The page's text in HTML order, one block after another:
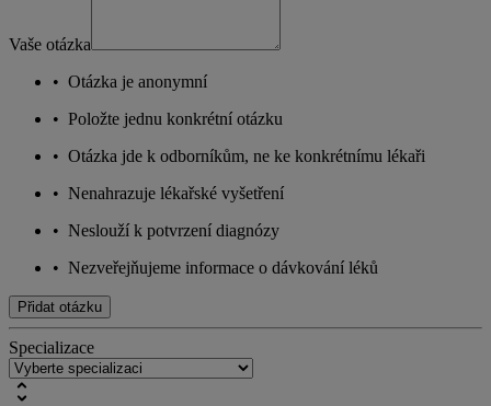
Vaše otázka
• Otázka je anonymní
• Položte jednu konkrétní otázku
• Otázka jde k odborníkům, ne ke konkrétnímu lékaři
• Nenahrazuje lékařské vyšetření
• Neslouží k potvrzení diagnózy
• Nezveřejňujeme informace o dávkování léků
Přidat otázku
Specializace